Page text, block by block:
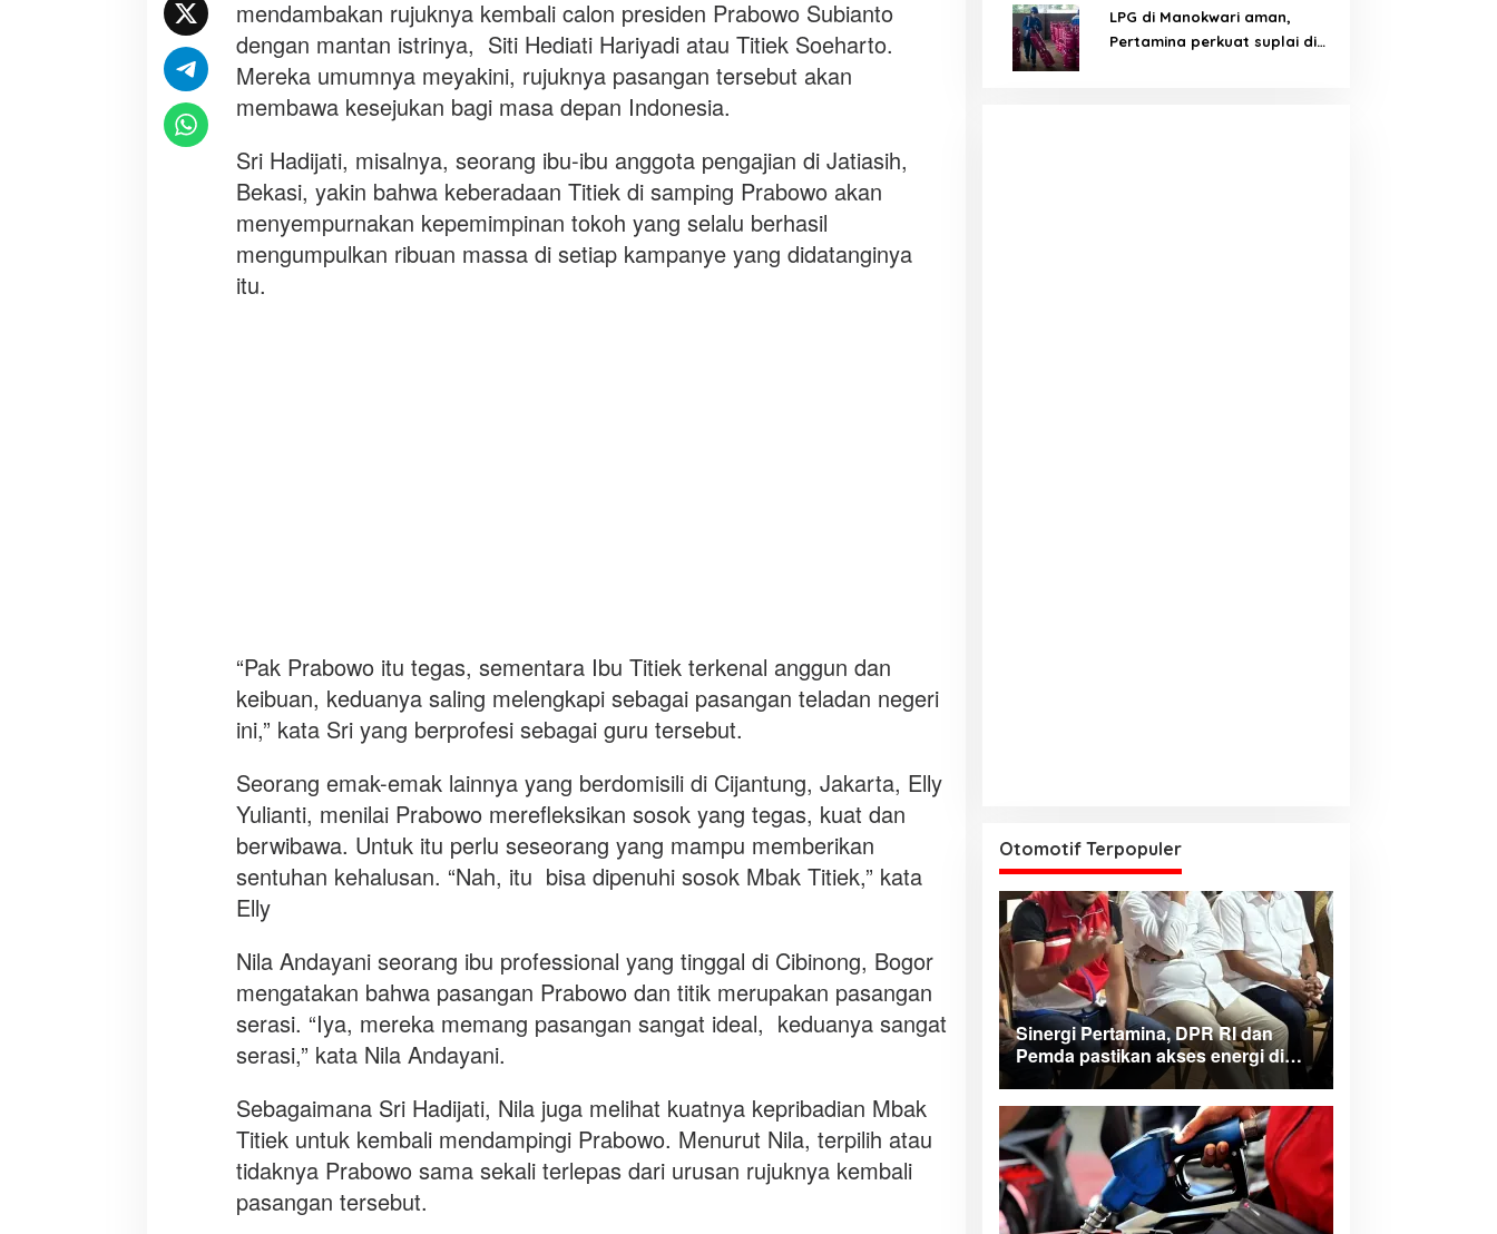
u
j
u
k
mendambakan rujuknya kembali calon presiden Prabowo Subianto
dengan mantan istrinya, Siti Hediati Hariyadi atau Titiek Soeharto.
Mereka umumnya meyakini, rujuknya pasangan tersebut akan
membawa kesejukan bagi masa depan Indonesia.
Sri Hadijati, misalnya, seorang ibu-ibu anggota pengajian di Jatiasih,
Bekasi, yakin bahwa keberadaan Titiek di samping Prabowo akan
menyempurnakan kepemimpinan tokoh yang selalu berhasil
mengumpulkan ribuan massa di setiap kampanye yang didatanginya
itu.
“Pak Prabowo itu tegas, sementara Ibu Titiek terkenal anggun dan
keibuan, keduanya saling melengkapi sebagai pasangan teladan negeri
ini,” kata Sri yang berprofesi sebagai guru tersebut.
Seorang emak-emak lainnya yang berdomisili di Cijantung, Jakarta, Elly
Yulianti, menilai Prabowo merefleksikan sosok yang tegas, kuat dan
berwibawa. Untuk itu perlu seseorang yang mampu memberikan
sentuhan kehalusan. “Nah, itu bisa dipenuhi sosok Mbak Titiek,” kata
Elly
Nila Andayani seorang ibu professional yang tinggal di Cibinong, Bogor
mengatakan bahwa pasangan Prabowo dan titik merupakan pasangan
serasi. “Iya, mereka memang pasangan sangat ideal, keduanya sangat
serasi,” kata Nila Andayani.
Sebagaimana Sri Hadijati, Nila juga melihat kuatnya kepribadian Mbak
Titiek untuk kembali mendampingi Prabowo. Menurut Nila, terpilih atau
tidaknya Prabowo sama sekali terlepas dari urusan rujuknya kembali
pasangan tersebut.
LPG di Manokwari aman,
Pertamina perkuat suplai di
Otomotif Terpopuler
Sinergi Pertamina, DPR RI dan
Pemda pastikan akses energi di
Teluk Bintuni